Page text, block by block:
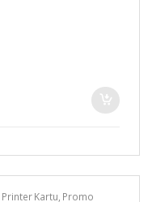
Printer Kartu, Promo